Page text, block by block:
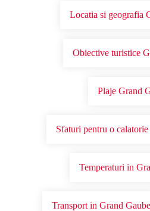
Locatia si geografia
Obiective turistice
Plaje Grand
Sfaturi pentru o
Temperaturi in
Transport in Grand Gaube